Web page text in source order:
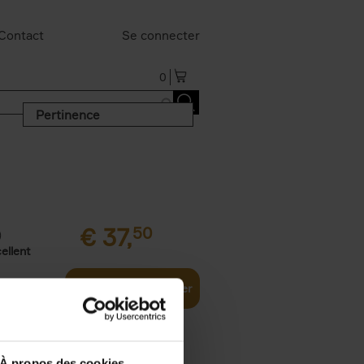
Se connecter
0
Pertinence
€ 37,50
Ajouter au panier